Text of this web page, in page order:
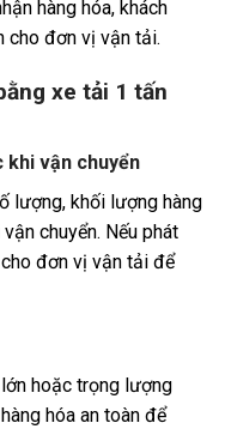
hàng hóa, khách
cho đơn vị vận tải.
xe tải 1 tấn
khi vận chuyển
lượng, khối lượng hàng
chuyển. Nếu phát
đơn vị vận tải để
hoặc trọng lượng
hóa an toàn để